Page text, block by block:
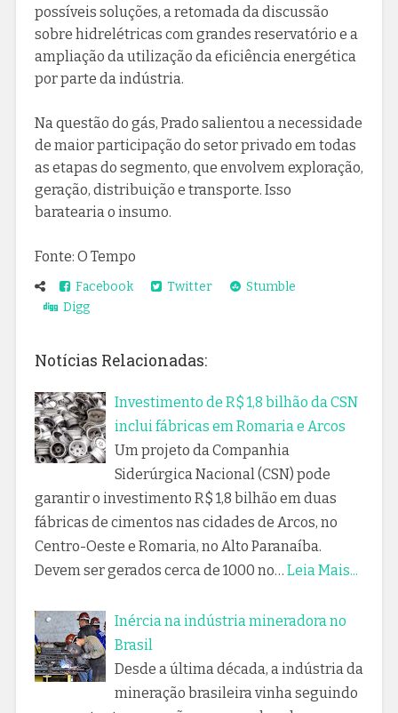
possíveis soluções, a retomada da discussão
sobre hidrelétricas com grandes reservatório e a
ampliação da utilização da eficiência energética
por parte da indústria.
Na questão do gás, Prado salientou a necessidade
de maior participação do setor privado em todas
as etapas do segmento, que envolvem exploração,
geração, distribuição e transporte. Isso
baratearia o insumo.
Fonte: O Tempo
Facebook Twitter
Stumble
Digg
Notícias Relacionadas:
Investimento de R$ 1,8 bilhão da CSN
inclui fábricas em Romaria e Arcos
Um projeto da Companhia
Siderúrgica Nacional (CSN) pode
garantir o investimento R$ 1,8 bilhão em duas
fábricas de cimentos nas cidades de Arcos, no
Centro-Oeste e Romaria, no Alto Paranaíba.
Devem ser gerados cerca de 1000 no… Leia Mais...
Inércia na indústria mineradora no
Brasil
Desde a última década, a indústria da
mineração brasileira vinha seguindo